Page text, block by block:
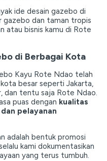
ide desain gazebo di
gazebo dan taman tropis
atau bisnis kamu di Rote
di Berbagai Kota
Kayu Rote Ndao telah
besar seperti Jakarta,
dan tentu saja Rote Ndao.
puas dengan kualitas
pelayanan
adalah bentuk promosi
kami dokumentasikan
yang terus tumbuh.